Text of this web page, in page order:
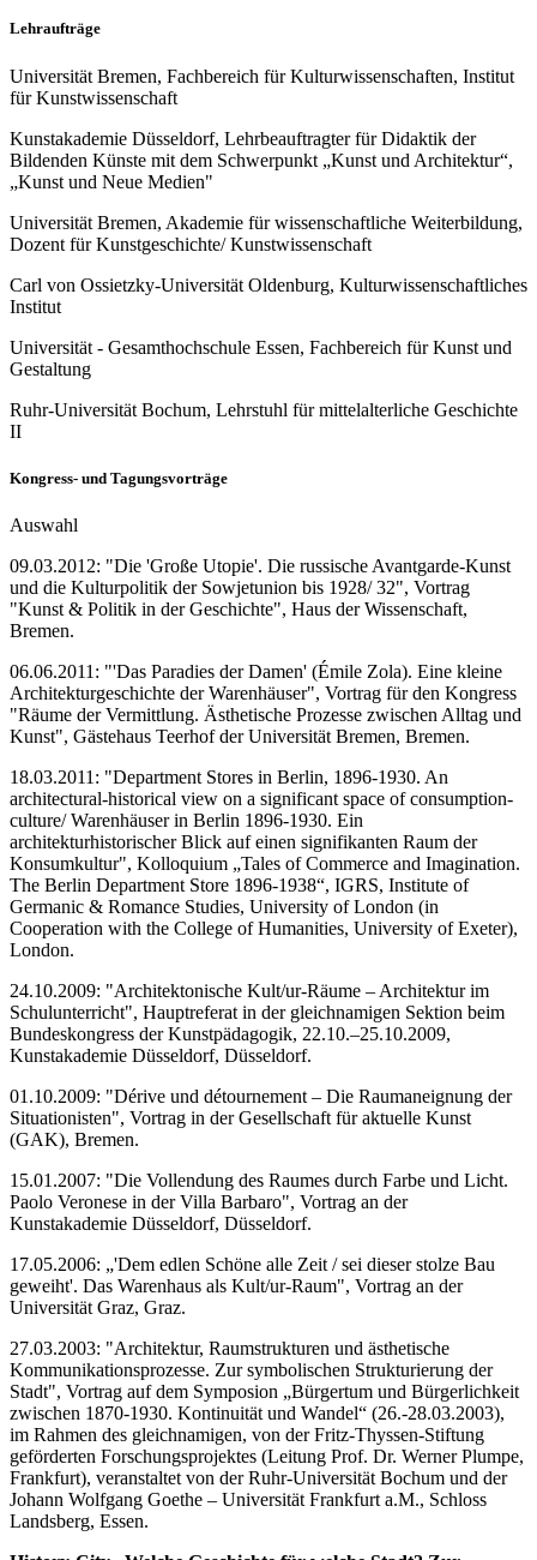
Lehraufträge
Universität Bremen, Fachbereich für Kulturwissenschaften, Institut
für Kunstwissenschaft
Kunstakademie Düsseldorf, Lehrbeauftragter für Didaktik der
Bildenden Künste mit dem Schwerpunkt „Kunst und Architektur“,
„Kunst und Neue Medien"
Universität Bremen, Akademie für wissenschaftliche Weiterbildung,
Dozent für Kunstgeschichte/ Kunstwissenschaft
Carl von Ossietzky-Universität Oldenburg, Kulturwissenschaftliches
Institut
Universität - Gesamthochschule Essen, Fachbereich für Kunst und
Gestaltung
Ruhr-Universität Bochum, Lehrstuhl für mittelalterliche Geschichte
II
Kongress- und Tagungsvorträge
Auswahl
09.03.2012: "Die 'Große Utopie'. Die russische Avantgarde-Kunst
und die Kulturpolitik der Sowjetunion bis 1928/ 32", Vortrag
"Kunst & Politik in der Geschichte", Haus der Wissenschaft,
Bremen.
06.06.2011: "'Das Paradies der Damen' (Émile Zola). Eine kleine
Architekturgeschichte der Warenhäuser", Vortrag für den Kongress
"Räume der Vermittlung. Ästhetische Prozesse zwischen Alltag und
Kunst", Gästehaus Teerhof der Universität Bremen, Bremen.
18.03.2011: "Department Stores in Berlin, 1896-1930. An
architectural-historical view on a significant space of consumption-
culture/ Warenhäuser in Berlin 1896-1930. Ein
architekturhistorischer Blick auf einen signifikanten Raum der
Konsumkultur", Kolloquium „Tales of Commerce and Imagination.
The Berlin Department Store 1896-1938“, IGRS, Institute of
Germanic & Romance Studies, University of London (in
Cooperation with the College of Humanities, University of Exeter),
London.
24.10.2009: "Architektonische Kult/ur-Räume – Architektur im
Schulunterricht", Hauptreferat in der gleichnamigen Sektion beim
Bundeskongress der Kunstpädagogik, 22.10.–25.10.2009,
Kunstakademie Düsseldorf, Düsseldorf.
01.10.2009: "Dérive und détournement – Die Raumaneignung der
Situationisten", Vortrag in der Gesellschaft für aktuelle Kunst
(GAK), Bremen.
15.01.2007: "Die Vollendung des Raumes durch Farbe und Licht.
Paolo Veronese in der Villa Barbaro", Vortrag an der
Kunstakademie Düsseldorf, Düsseldorf.
17.05.2006: „'Dem edlen Schöne alle Zeit / sei dieser stolze Bau
geweiht'. Das Warenhaus als Kult/ur-Raum", Vortrag an der
Universität Graz, Graz.
27.03.2003: "Architektur, Raumstrukturen und ästhetische
Kommunikationsprozesse. Zur symbolischen Strukturierung der
Stadt", Vortrag auf dem Symposion „Bürgertum und Bürgerlichkeit
zwischen 1870-1930. Kontinuität und Wandel“ (26.-28.03.2003),
im Rahmen des gleichnamigen, von der Fritz-Thyssen-Stiftung
geförderten Forschungsprojektes (Leitung Prof. Dr. Werner Plumpe,
Frankfurt), veranstaltet von der Ruhr-Universität Bochum und der
Johann Wolfgang Goethe – Universität Frankfurt a.M., Schloss
Landsberg, Essen.